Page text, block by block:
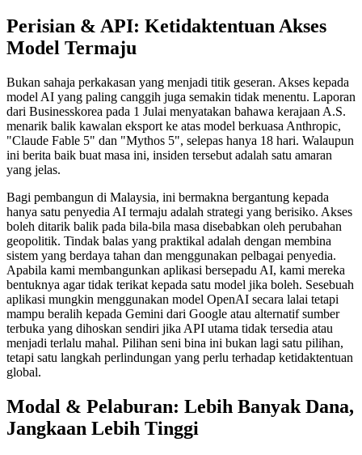
Perisian & API: Ketidaktentuan Akses
Model Termaju
Bukan sahaja perkakasan yang menjadi titik geseran. Akses kepada
model AI yang paling canggih juga semakin tidak menentu. Laporan
dari Businesskorea pada 1 Julai menyatakan bahawa kerajaan A.S.
menarik balik kawalan eksport ke atas model berkuasa Anthropic,
"Claude Fable 5" dan "Mythos 5", selepas hanya 18 hari. Walaupun
ini berita baik buat masa ini, insiden tersebut adalah satu amaran
yang jelas.
Bagi pembangun di Malaysia, ini bermakna bergantung kepada
hanya satu penyedia AI termaju adalah strategi yang berisiko. Akses
boleh ditarik balik pada bila-bila masa disebabkan oleh perubahan
geopolitik. Tindak balas yang praktikal adalah dengan membina
sistem yang berdaya tahan dan menggunakan pelbagai penyedia.
Apabila kami membangunkan aplikasi bersepadu AI, kami mereka
bentuknya agar tidak terikat kepada satu model jika boleh. Sesebuah
aplikasi mungkin menggunakan model OpenAI secara lalai tetapi
mampu beralih kepada Gemini dari Google atau alternatif sumber
terbuka yang dihoskan sendiri jika API utama tidak tersedia atau
menjadi terlalu mahal. Pilihan seni bina ini bukan lagi satu pilihan,
tetapi satu langkah perlindungan yang perlu terhadap ketidaktentuan
global.
Modal & Pelaburan: Lebih Banyak Dana,
Jangkaan Lebih Tinggi